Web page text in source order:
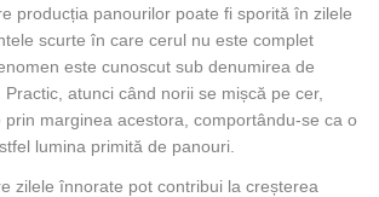
producția panourilor poate fi sporită în zilele
scurte în care cerul nu este complet
este cunoscut sub denumirea de
Practic, atunci când norii se mișcă pe cer,
prin marginea acestora, comportându-se ca o
lumina primită de panouri.
zilele înnorate pot contribui la creșterea